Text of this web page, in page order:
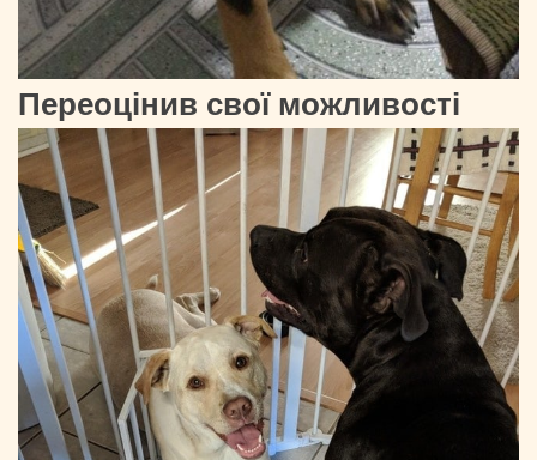
Переоцінив свої можливості